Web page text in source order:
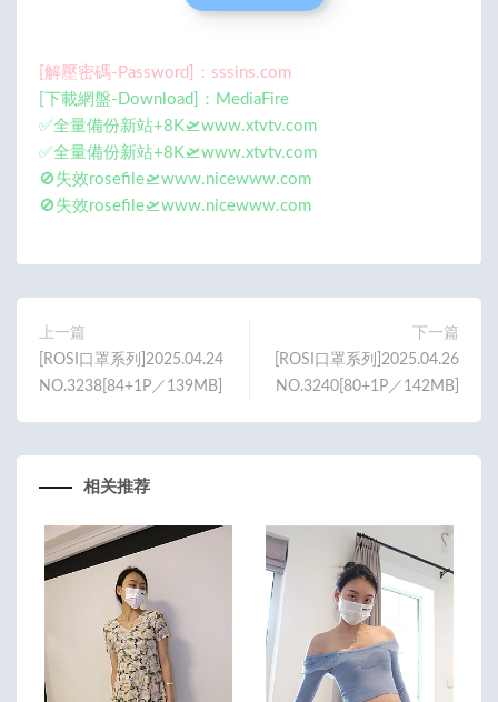
[解壓密碼-Password]：sssins.com
[下載網盤-Download]：MediaFire
✅全量備份新站+8K🛫www.xtvtv.com
✅全量備份新站+8K🛫www.xtvtv.com
🚫失效rosefile🛫www.nicewww.com
🚫失效rosefile🛫www.nicewww.com
上一篇
[ROSI口罩系列]2025.04.24
NO.3238[84+1P／139MB]
下一篇
[ROSI口罩系列]2025.04.26
NO.3240[80+1P／142MB]
相关推荐